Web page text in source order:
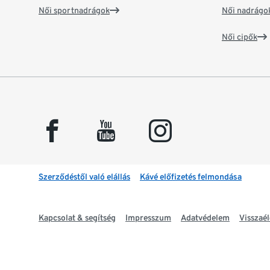
Női sportnadrágok Női
Női cipők
facebook youtube instagram
Szerződéstől való elállás Kávé előfizetés felmondása
Kapcsolat & segítség Impresszum Adatvédelem